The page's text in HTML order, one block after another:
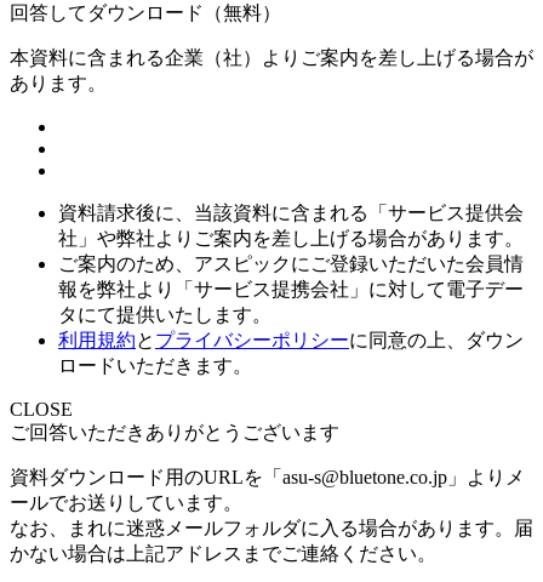
回答してダウンロード （無料）
本資料に含まれる企業（社）よりご案内を差し上げる場合が
あります。
資料請求後に、当該資料に含まれる「サービス提供会
社」や弊社よりご案内を差し上げる場合があります。
ご案内のため、アスピックにご登録いただいた会員情
報を弊社より「サービス提携会社」に対して電子デー
タにて提供いたします。
利用規約と プライバシーポリシーに同意の上、ダウン
ロードいただきます。
CLOSE
ご回答いただきありがとうございます
資料ダウンロード用のURLを「asu-s@bluetone.co.jp」よりメ
ールでお送りしています。
なお、まれに迷惑メールフォルダに入る場合があります。届
かない場合は上記アドレスまでご連絡ください。